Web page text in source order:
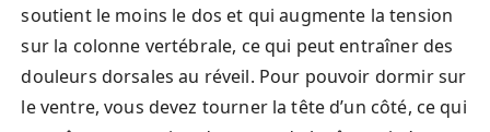
soutient le moins le dos et qui augmente la tension
sur la colonne vertébrale, ce qui peut entraîner des
douleurs dorsales au réveil. Pour pouvoir dormir sur
le ventre, vous devez tourner la tête d’un côté, ce qui